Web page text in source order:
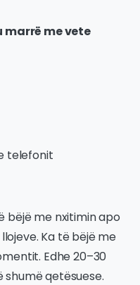
marrë me vete
telefonit
bëjë me nxitimin apo
Ka të bëjë me
Edhe 20–30
qetësuese.